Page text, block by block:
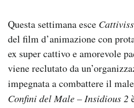
I MIEI PREFERITI
SHOP
CALENDARIO
Questa settimana esce
del film d’animazione con
ex super cattivo e amorevole
viene reclutato da
impegnata a combattere il
Confini del Male – Insidious 2